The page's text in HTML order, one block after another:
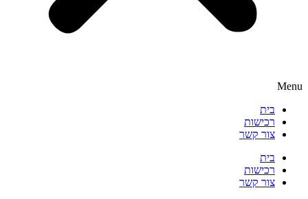
Menu
בית
רכישות
צור קשר
בית
רכישות
צור קשר